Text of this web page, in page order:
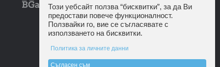
Този уебсайт ползва “бисквитки”, за да Ви
предостави повече функционалност.
Ползвайки го, вие се съгласявате с
използването на бисквитки.
Политика за личните данни
Съгласен съм